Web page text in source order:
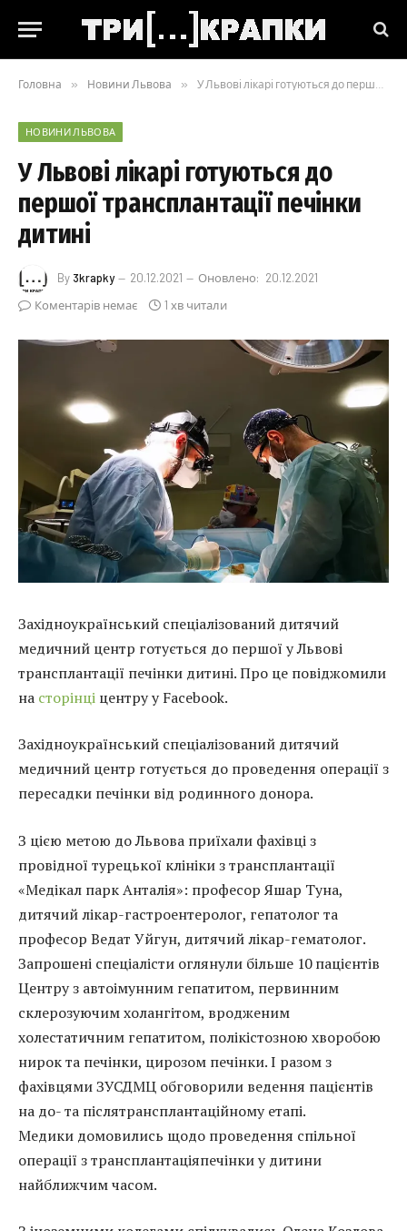
Головна » Новини Львова » У Львові лікарі готуються до першої трансплантації печінки дитині
НОВИНИ ЛЬВОВА
У Львові лікарі готуються до
першої трансплантації печінки
дитині
By 3krapky 20.12.2021 Оновлено: 20.12.2021
Коментарів немає
1 хв читали
Західноукраїнський спеціалізований дитячий
медичний центр готується до першої у Львові
трансплантації печінки дитині. Про це повіджомили
на сторінці центру у Facebook.
Західноукраїнський спеціалізований дитячий
медичний центр готується до проведення операції з
пересадки печінки від родинного донора.
З цією метою до Львова приїхали фахівці з
провідної турецької клініки з трансплантації
«Медікал парк Анталія»: професор Яшар Туна,
дитячий лікар-гастроентеролог, гепатолог та
професор Ведат Уйгун, дитячий лікар-гематолог.
Запрошені спеціалісти оглянули більше 10 пацієнтів
Центру з автоімунним гепатитом, первинним
склерозуючим холангітом, вродженим
холестатичним гепатитом, полікістозною хворобою
нирок та печінки, цирозом печінки. І разом з
фахівцями ЗУСДМЦ обговорили ведення пацієнтів
на до- та післятрансплантаційному етапі.
Медики домовились щодо проведення спільної
операції з трансплантаціяпечінки у дитини
найближчим часом.